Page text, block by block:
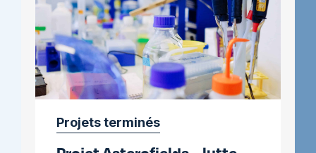
Projets terminés